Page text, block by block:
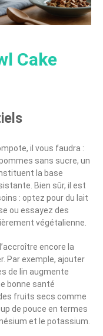
Cake
il vous faudra :
sans sucre, un
la base
Bien sûr, il est
: optez pour du lait
ou essayez des
végétalienne.
encore la
Par exemple, ajouter
de lin augmente
bonne santé
fruits secs comme
de pouce en termes
et le potassium.